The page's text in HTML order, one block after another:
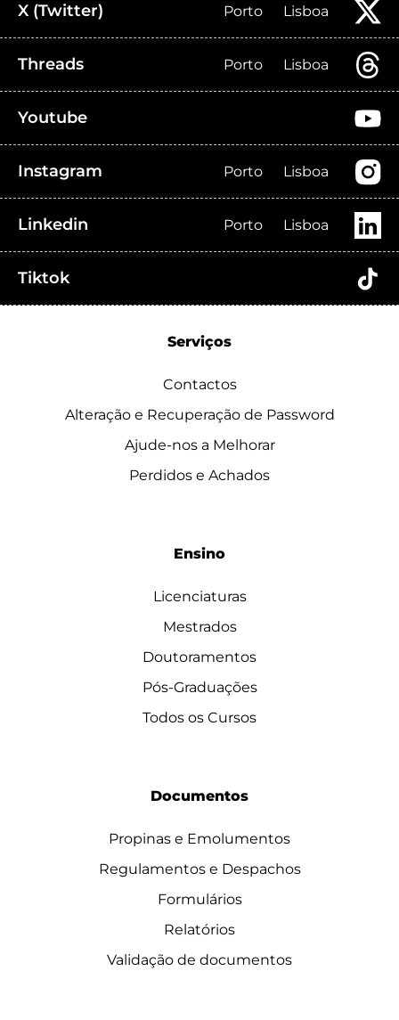
X (Twitter) Porto Lisboa
Threads Porto Lisboa
Youtube
Instagram Porto Lisboa
Linkedin Porto Lisboa
Tiktok
Serviços
Contactos
Alteração e Recuperação de Password
Ajude-nos a Melhorar
Perdidos e Achados
Ensino
Licenciaturas
Mestrados
Doutoramentos
Pós-Graduações
Todos os Cursos
Documentos
Propinas e Emolumentos
Regulamentos e Despachos
Formulários
Relatórios
Validação de documentos